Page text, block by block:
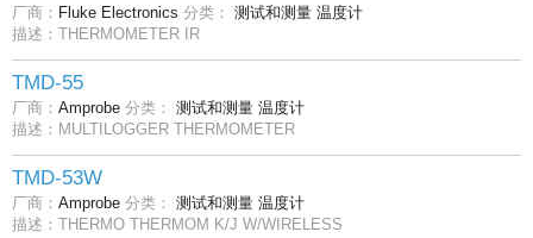
厂商： Fluke Electronics 分类： 测试和测量 温度计
描述：THERMOMETER IR
TMD-55
厂商： Amprobe 分类： 测试和测量 温度计
描述：MULTILOGGER THERMOMETER
TMD-53W
厂商： Amprobe 分类： 测试和测量 温度计
描述：THERMO THERMOM K/J W/WIRELESS